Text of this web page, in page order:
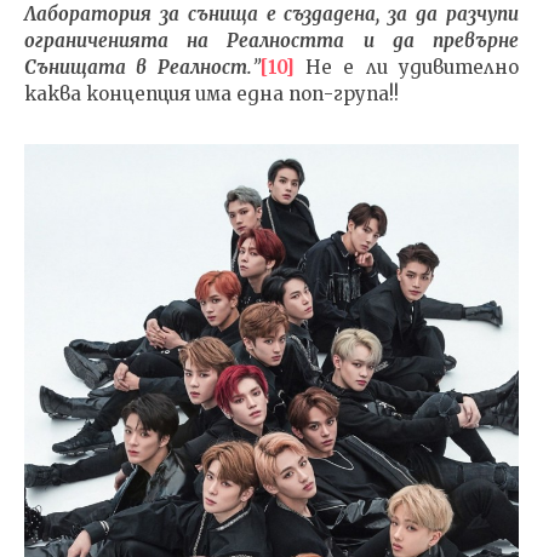
Лаборатория за сънища е създадена, за да разчупи
ограниченията на Реалността и да превърне
Сънищата в Реалност.”[10] Не е ли удивително
каква концепция има една поп-група!!